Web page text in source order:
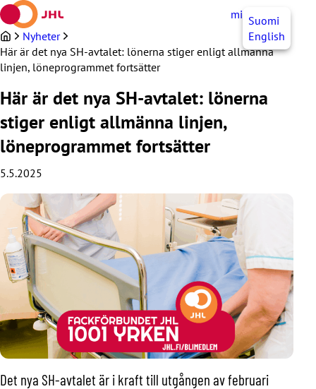
Hoppa
till
innehållet
mittJHL SV
Suomi
English
Nyheter
Här är det nya SH-avtalet: lönerna stiger enligt allmänna
linjen, löneprogrammet fortsätter
Här är det nya SH-avtalet: lönerna
stiger enligt allmänna linjen,
löneprogrammet fortsätter
5.5.2025
Det nya SH-avtalet är i kraft till utgången av februari